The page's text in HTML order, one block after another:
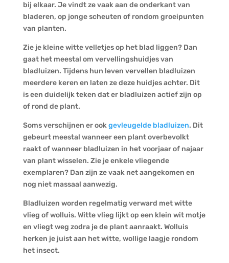
bij elkaar. Je vindt ze vaak aan de onderkant van
bladeren, op jonge scheuten of rondom groeipunten
van planten.
Zie je kleine witte velletjes op het blad liggen? Dan
gaat het meestal om vervellingshuidjes van
bladluizen. Tijdens hun leven vervellen bladluizen
meerdere keren en laten ze deze huidjes achter. Dit
is een duidelijk teken dat er bladluizen actief zijn op
of rond de plant.
Soms verschijnen er ookgevleugelde bladluizen. Dit
gebeurt meestal wanneer een plant overbevolkt
raakt of wanneer bladluizen in het voorjaar of najaar
van plant wisselen. Zie je enkele vliegende
exemplaren? Dan zijn ze vaak net aangekomen en
nog niet massaal aanwezig.
Bladluizen worden regelmatig verward met witte
vlieg of wolluis. Witte vlieg lijkt op een klein wit motje
en vliegt weg zodra je de plant aanraakt. Wolluis
herken je juist aan het witte, wollige laagje rondom
het insect.